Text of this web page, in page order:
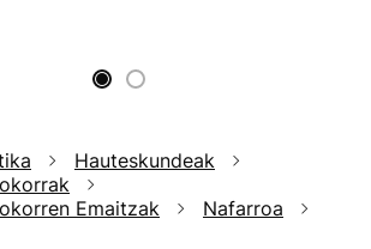
Hauteskundeak
Emaitzak
Nafarroa